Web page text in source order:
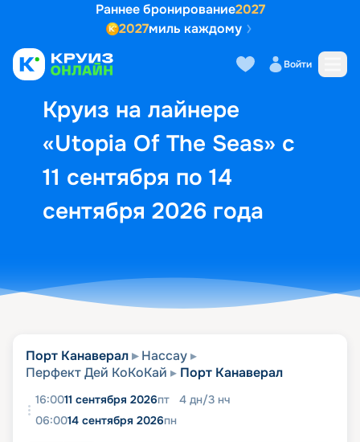
Раннее бронирование2027
2027миль каждому
Войти
Круиз на лайнере
«Utopia Of The Seas» с
11 сентября по 14
сентября 2026 года
Выбор кают Маршрут и
Порт Канаверал
Нассау
Перфект Дей КоКоКай
Порт Канаверал
16:0011 сентября 2026пт 4 дн/3 нч
06:0014 сентября 2026пн